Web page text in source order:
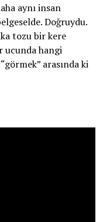
aynı insan
Doğruydu.
tozu bir kere
ucunda hangi
arasında ki